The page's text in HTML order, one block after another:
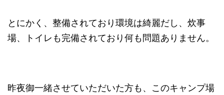
とにかく、整備されており環境は綺麗だし、炊事
場、トイレも完備されており何も問題ありません。
昨夜御一緒させていただいた方も、このキャンプ場